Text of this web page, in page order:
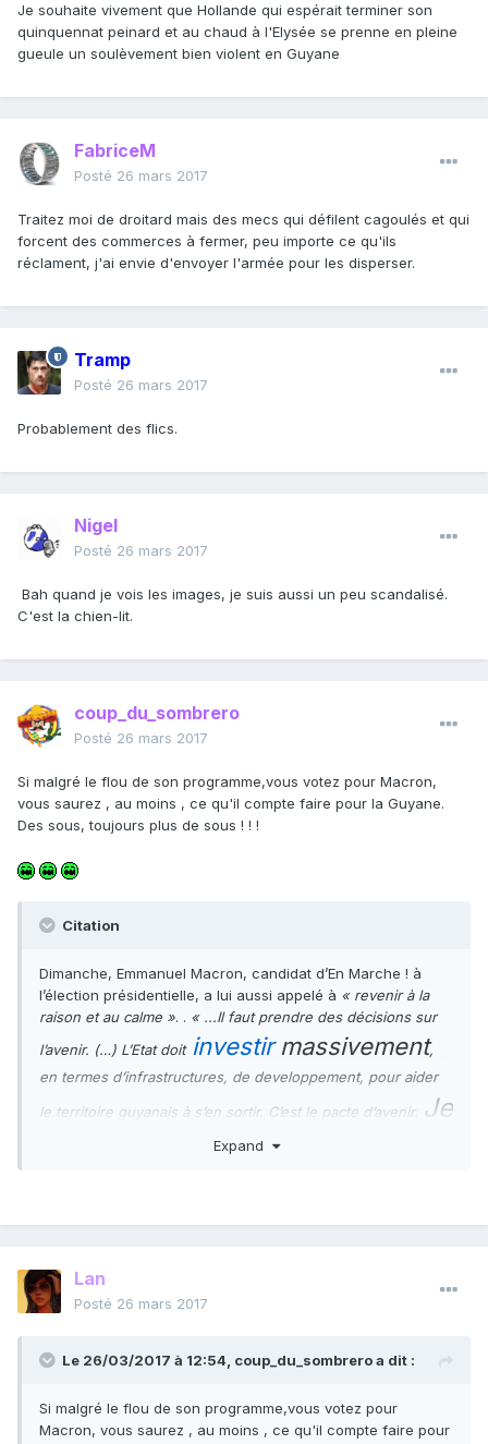
Je souhaite vivement que Hollande qui espérait terminer son
quinquennat peinard et au chaud à l'Elysée se prenne en pleine
gueule un soulèvement bien violent en Guyane
FabriceM
Posté 26 mars 2017
Traitez moi de droitard mais des mecs qui défilent cagoulés et qui
forcent des commerces à fermer, peu importe ce qu'ils
réclament, j'ai envie d'envoyer l'armée pour les disperser.
Tramp
Posté 26 mars 2017
Probablement des flics.
Nigel
Posté 26 mars 2017
Bah quand je vois les images, je suis aussi un peu scandalisé.
C'est la chien-lit.
coup_du_sombrero
Posté 26 mars 2017
Si malgré le flou de son programme,vous votez pour Macron,
vous saurez , au moins , ce qu'il compte faire pour la Guyane.
Des sous, toujours plus de sous ! ! !
Citation
Dimanche, Emmanuel Macron, candidat d’En Marche ! à
l’élection présidentielle, a lui aussi appelé à « revenir à la
raison et au calme ». . « ...Il faut prendre des décisions sur
l’avenir. (…) L’Etat doit investirmassivement,
en termes d’infrastructures, de developpement, pour aider
le territoire guyanais à s’en sortir. C’est le pacte d’avenir. Je
me suis engagésur ce pacte, la réponse à
http://www.lemonde.fr/societe/article/2017/03/25/guyane-
lundi_5100885_3224.html
Expand
Lan
Posté 26 mars 2017
Le 26/03/2017 à 12:54, coup_du_sombreroa dit :
Si malgré le flou de son programme,vous votez pour
Macron, vous saurez , au moins , ce qu'il compte faire pour